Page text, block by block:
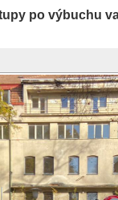
po výbuchu